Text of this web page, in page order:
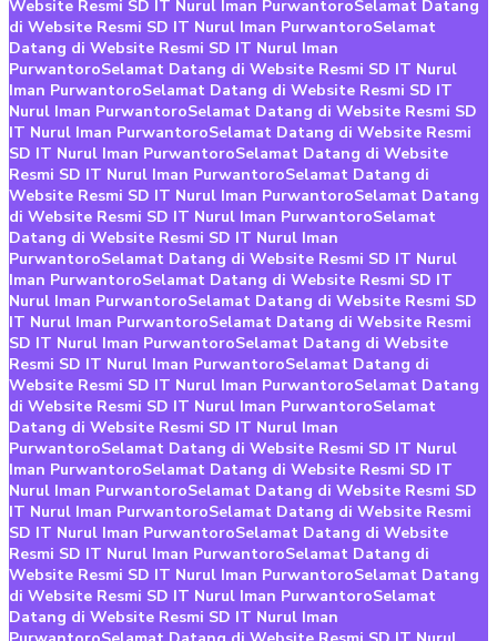
Website Resmi SD IT Nurul Iman PurwantoroSelamat Datang
di Website Resmi SD IT Nurul Iman PurwantoroSelamat
Datang di Website Resmi SD IT Nurul Iman
PurwantoroSelamat Datang di Website Resmi SD IT Nurul
Iman PurwantoroSelamat Datang di Website Resmi SD IT
Nurul Iman PurwantoroSelamat Datang di Website Resmi SD
IT Nurul Iman PurwantoroSelamat Datang di Website Resmi
SD IT Nurul Iman PurwantoroSelamat Datang di Website
Resmi SD IT Nurul Iman PurwantoroSelamat Datang di
Website Resmi SD IT Nurul Iman PurwantoroSelamat Datang
di Website Resmi SD IT Nurul Iman PurwantoroSelamat
Datang di Website Resmi SD IT Nurul Iman
PurwantoroSelamat Datang di Website Resmi SD IT Nurul
Iman PurwantoroSelamat Datang di Website Resmi SD IT
Nurul Iman PurwantoroSelamat Datang di Website Resmi SD
IT Nurul Iman PurwantoroSelamat Datang di Website Resmi
SD IT Nurul Iman PurwantoroSelamat Datang di Website
Resmi SD IT Nurul Iman PurwantoroSelamat Datang di
Website Resmi SD IT Nurul Iman PurwantoroSelamat Datang
di Website Resmi SD IT Nurul Iman PurwantoroSelamat
Datang di Website Resmi SD IT Nurul Iman
PurwantoroSelamat Datang di Website Resmi SD IT Nurul
Iman PurwantoroSelamat Datang di Website Resmi SD IT
Nurul Iman PurwantoroSelamat Datang di Website Resmi SD
IT Nurul Iman PurwantoroSelamat Datang di Website Resmi
SD IT Nurul Iman PurwantoroSelamat Datang di Website
Resmi SD IT Nurul Iman PurwantoroSelamat Datang di
Website Resmi SD IT Nurul Iman PurwantoroSelamat Datang
di Website Resmi SD IT Nurul Iman PurwantoroSelamat
Datang di Website Resmi SD IT Nurul Iman